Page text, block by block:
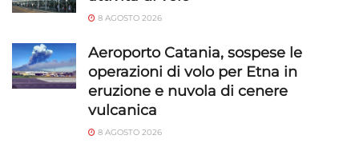
8 AGOSTO 2026
Aeroporto Catania, sospese le
operazioni di volo per Etna in
eruzione e nuvola di cenere
vulcanica
8 AGOSTO 2026